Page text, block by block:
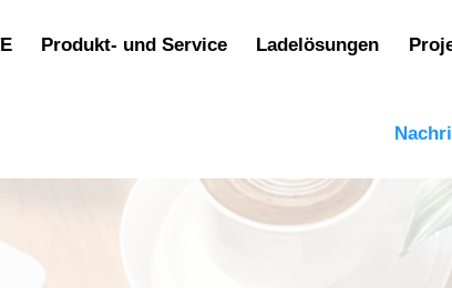
Produkt- und Service Ladelösungen